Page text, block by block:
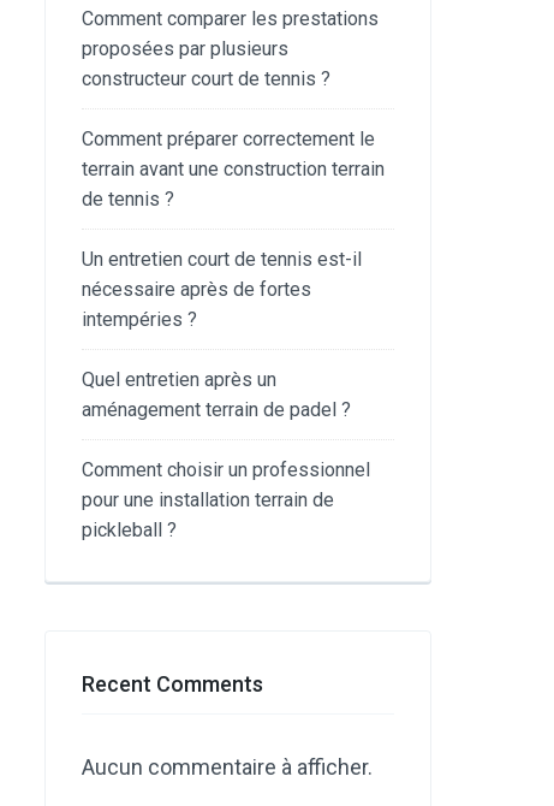
Comment comparer les prestations
proposées par plusieurs
constructeur court de tennis ?
Comment préparer correctement le
terrain avant une construction terrain
de tennis ?
Un entretien court de tennis est-il
nécessaire après de fortes
intempéries ?
Quel entretien après un
aménagement terrain de padel ?
Comment choisir un professionnel
pour une installation terrain de
pickleball ?
Recent Comments
Aucun commentaire à afficher.